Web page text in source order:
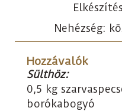
Nehézség:
Hozzávalók
Sülthöz:
0,5 kg
borókabogyó